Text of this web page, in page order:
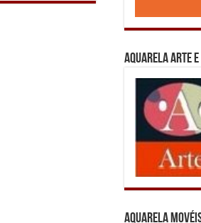
Aquarela Arte e
Aquarela